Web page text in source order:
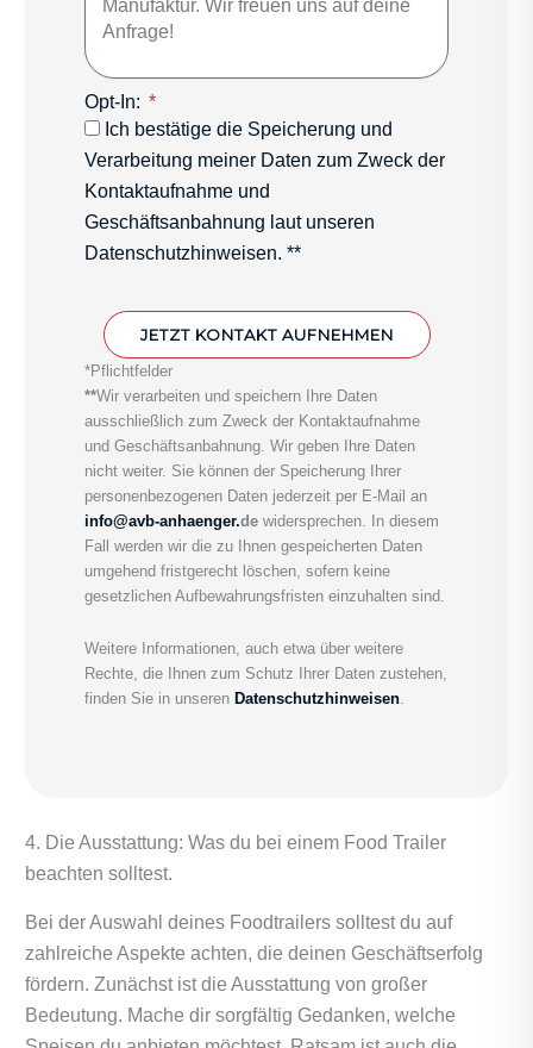
Opt-In:
Ich bestätige die Speicherung und
Verarbeitung meiner Daten zum Zweck der
Kontaktaufnahme und
Geschäftsanbahnung laut unseren
Datenschutzhinweisen. **
JETZT KONTAKT AUFNEHMEN
*Pflichtfelder
**Wir verarbeiten und speichern Ihre Daten
ausschließlich zum Zweck der Kontaktaufnahme
und Geschäftsanbahnung. Wir geben Ihre Daten
nicht weiter. Sie können der Speicherung Ihrer
personenbezogenen Daten jederzeit per E-Mail an
info@avb-anhaenger.dewidersprechen. In diesem
Fall werden wir die zu Ihnen gespeicherten Daten
umgehend fristgerecht löschen, sofern keine
gesetzlichen Aufbewahrungsfristen einzuhalten sind.
Weitere Informationen, auch etwa über weitere
Rechte, die Ihnen zum Schutz Ihrer Daten zustehen,
finden Sie in unseren Datenschutzhinweisen
4. Die Ausstattung: Was du bei einem Food Trailer
beachten solltest.
Bei der Auswahl deines Foodtrailers solltest du auf
zahlreiche Aspekte achten, die deinen Geschäftserfolg
fördern. Zunächst ist die Ausstattung von großer
Bedeutung. Mache dir sorgfältig Gedanken, welche